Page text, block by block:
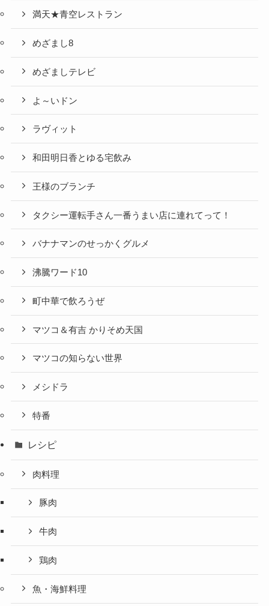
満天★青空レストラン
めざまし8
めざましテレビ
よ～いドン
ラヴィット
和田明日香とゆる宅飲み
王様のブランチ
タクシー運転手さん一番うまい店に連れてって！
バナナマンのせっかくグルメ
沸騰ワード10
町中華で飲ろうぜ
マツコ＆有吉 かりそめ天国
マツコの知らない世界
メシドラ
特番
レシピ
肉料理
豚肉
牛肉
鶏肉
魚・海鮮料理